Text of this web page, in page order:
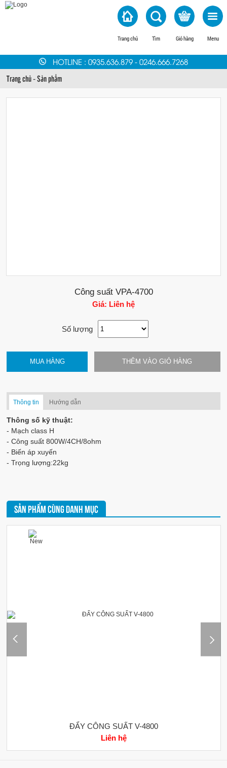
Trang chủ Tìm Giỏ hàng Menu
HOTLINE: 0935.636.879- 0246.666.7268
Trang chủ-Sản phẩm
Công suất VPA-4700
Giá: Liên hệ
Số lượng
MUA HÀNG THÊM VÀO GIỎ HÀNG
Thông tin Hướng dẫn
Thông số kỹ thuật:
- Mạch class H
- Công suất 800W/4CH/8ohm
- Biến áp xuyến
- Trọng lượng:22kg
SẢN PHẨM CÙNG DANH MỤC
ĐẨY CÔNG SUẤT V-4800
Liên hệ